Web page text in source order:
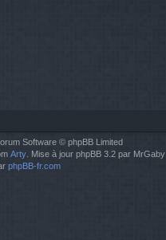
Software © phpBB Limited
Arty . Mise à jour phpBB 3.2 par MrGaby
phpBB-fr.com